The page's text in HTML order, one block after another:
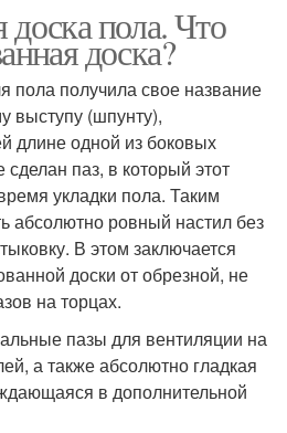
пола. Что
доска?
пола получила свое название
выступу (шпунту),
длине одной из боковых
паз, в который этот
укладки пола. Таким
абсолютно ровный настил без
В этом заключается
доски от обрезной, не
на торцах.
пазы для вентиляции на
а также абсолютно гладкая
в дополнительной